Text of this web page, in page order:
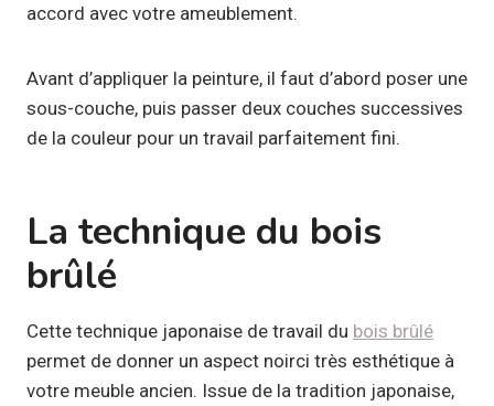
accord avec votre ameublement.
Avant d’appliquer la peinture, il faut d’abord poser une
sous-couche, puis passer deux couches successives
de la couleur pour un travail parfaitement fini.
La technique du bois
brûlé
Cette technique japonaise de travail du bois brûlé
permet de donner un aspect noirci très esthétique à
votre meuble ancien. Issue de la tradition japonaise,